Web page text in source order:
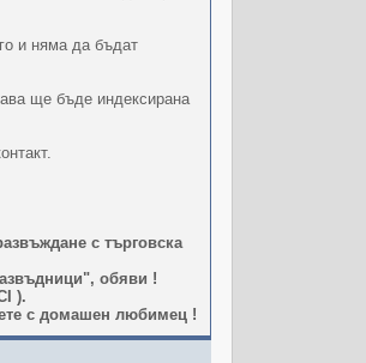
и няма да бъдат
ще бъде индексирана
с търговска
обяви !
).
с домашен любимец !